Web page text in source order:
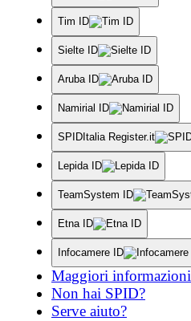
Tim ID
Sielte ID
Aruba ID
Namirial ID
SPIDItalia Register.it
Lepida ID
TeamSystem ID
Etna ID
Infocamere ID
Maggiori informazioni
Non hai SPID?
Serve aiuto?